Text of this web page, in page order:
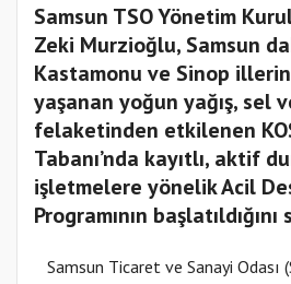
Samsun TSO Yönetim
Zeki Murzioğlu, Samsun
Kastamonu ve Sinop
yaşanan yoğun yağış, sel
felaketinden etkilenen
Tabanı’nda kayıtlı, aktif
işletmelere yönelik Acil
Programının
Samsun Ticaret ve Sanayi Odası